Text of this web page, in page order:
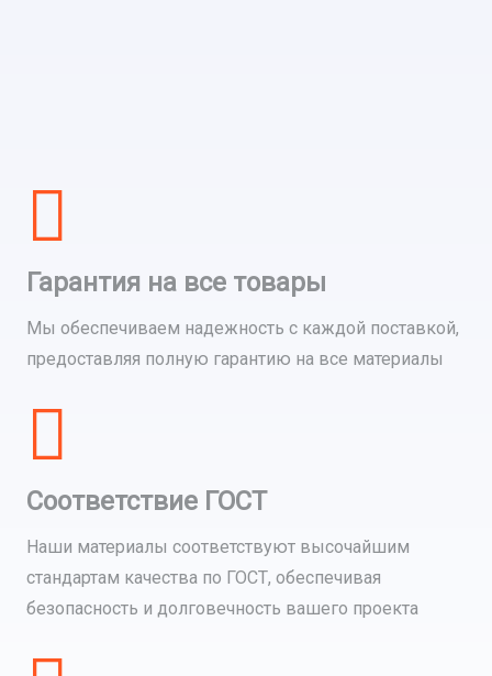
Гарантия на все товары
Мы обеспечиваем надежность с каждой поставкой,
предоставляя полную гарантию на все материалы
Соответствие ГОСТ
Наши материалы соответствуют высочайшим
стандартам качества по ГОСТ, обеспечивая
безопасность и долговечность вашего проекта